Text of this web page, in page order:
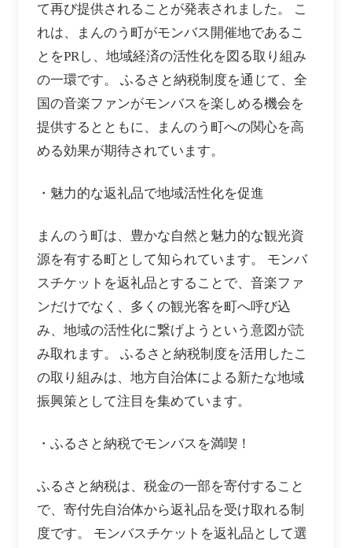
て再び提供されることが発表されました。 こ
れは、まんのう町がモンバス開催地であるこ
とをPRし、地域経済の活性化を図る取り組み
の一環です。 ふるさと納税制度を通じて、全
国の音楽ファンがモンバスを楽しめる機会を
提供するとともに、まんのう町への関心を高
める効果が期待されています。
・魅力的な返礼品で地域活性化を促進
まんのう町は、豊かな自然と魅力的な観光資
源を有する町として知られています。 モンバ
スチケットを返礼品とすることで、音楽ファ
ンだけでなく、多くの観光客を町へ呼び込
み、地域の活性化に繋げようという意図が読
み取れます。 ふるさと納税制度を活用したこ
の取り組みは、地方自治体による新たな地域
振興策として注目を集めています。
・ふるさと納税でモンバスを満喫！
ふるさと納税は、税金の一部を寄付すること
で、寄付先自治体から返礼品を受け取れる制
度です。 モンバスチケットを返礼品として選